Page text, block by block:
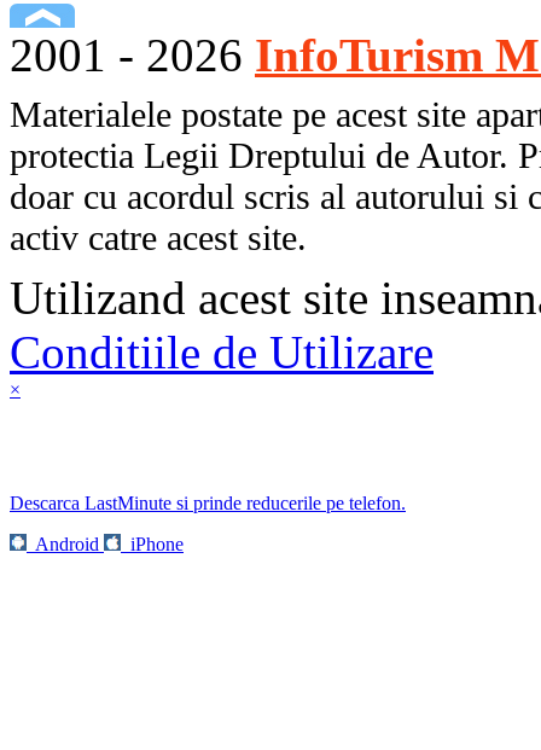
2001 - 2026 InfoTurism
Materialele postate pe acest site
protectia Legii Dreptului de Autor.
doar cu acordul scris al autorului si
activ catre acest site.
Utilizand acest site
Conditiile de Utilizare
×
Descarca LastMinute si prinde reducerile pe telefon.
Android
iPhone